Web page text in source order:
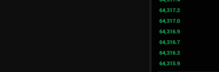
64,317.2
64,317.0
64,316.9
64,316.7
64,316.3
64,315.9